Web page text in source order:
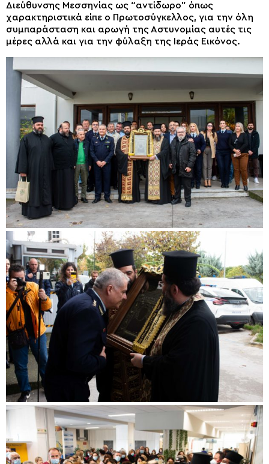
Διεύθυνσης Μεσσηνίας ως “αντίδωρο” όπως
χαρακτηριστικά είπε ο Πρωτοσύγκελλος, για την όλη
συμπαράσταση και αρωγή της Αστυνομίας αυτές τις
μέρες αλλά και για την φύλαξη της Ιεράς Εικόνος.